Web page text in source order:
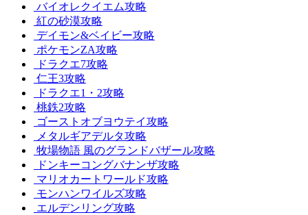
バイオレクイエム攻略
紅の砂漠攻略
デイモン&ベイビー攻略
ポケモンZA攻略
ドラクエ7攻略
仁王3攻略
ドラクエ1・2攻略
桃鉄2攻略
ゴーストオブヨウテイ攻略
メタルギアデルタ攻略
牧場物語 風のグランドバザール攻略
ドンキーコングバナンザ攻略
マリオカートワールド攻略
モンハンワイルズ攻略
エルデンリング攻略